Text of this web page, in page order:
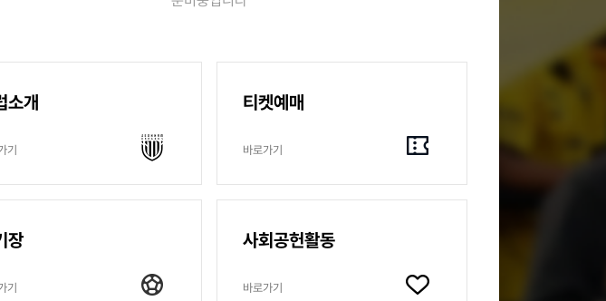
소개
기
티켓예매
바로가기
장
기
사회공헌활동
바로가기